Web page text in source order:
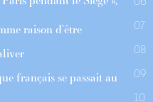
raison d’être
français se passait au
07
08
09
10